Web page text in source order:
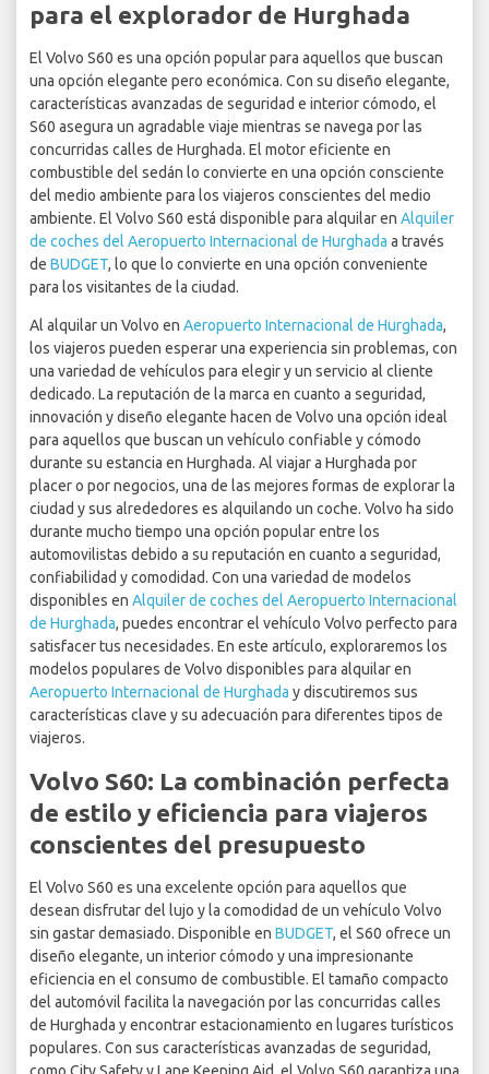
para el explorador de Hurghada
El Volvo S60 es una opción popular para aquellos que buscan
una opción elegante pero económica. Con su diseño elegante,
características avanzadas de seguridad e interior cómodo, el
S60 asegura un agradable viaje mientras se navega por las
concurridas calles de Hurghada. El motor eficiente en
combustible del sedán lo convierte en una opción consciente
del medio ambiente para los viajeros conscientes del medio
ambiente. El Volvo S60 está disponible para alquilar en Alquiler
de coches del Aeropuerto Internacional de Hurghada a través
de BUDGET, lo que lo convierte en una opción conveniente
para los visitantes de la ciudad.
Al alquilar un Volvo en Aeropuerto Internacional de Hurghada,
los viajeros pueden esperar una experiencia sin problemas, con
una variedad de vehículos para elegir y un servicio al cliente
dedicado. La reputación de la marca en cuanto a seguridad,
innovación y diseño elegante hacen de Volvo una opción ideal
para aquellos que buscan un vehículo confiable y cómodo
durante su estancia en Hurghada. Al viajar a Hurghada por
placer o por negocios, una de las mejores formas de explorar la
ciudad y sus alrededores es alquilando un coche. Volvo ha sido
durante mucho tiempo una opción popular entre los
automovilistas debido a su reputación en cuanto a seguridad,
confiabilidad y comodidad. Con una variedad de modelos
disponibles en Alquiler de coches del Aeropuerto Internacional
de Hurghada, puedes encontrar el vehículo Volvo perfecto para
satisfacer tus necesidades. En este artículo, exploraremos los
modelos populares de Volvo disponibles para alquilar en
Aeropuerto Internacional de Hurghada y discutiremos sus
características clave y su adecuación para diferentes tipos de
viajeros.
Volvo S60: La combinación perfecta
de estilo y eficiencia para viajeros
conscientes del presupuesto
El Volvo S60 es una excelente opción para aquellos que
desean disfrutar del lujo y la comodidad de un vehículo Volvo
sin gastar demasiado. Disponible en BUDGET, el S60 ofrece un
diseño elegante, un interior cómodo y una impresionante
eficiencia en el consumo de combustible. El tamaño compacto
del automóvil facilita la navegación por las concurridas calles
de Hurghada y encontrar estacionamiento en lugares turísticos
populares. Con sus características avanzadas de seguridad,